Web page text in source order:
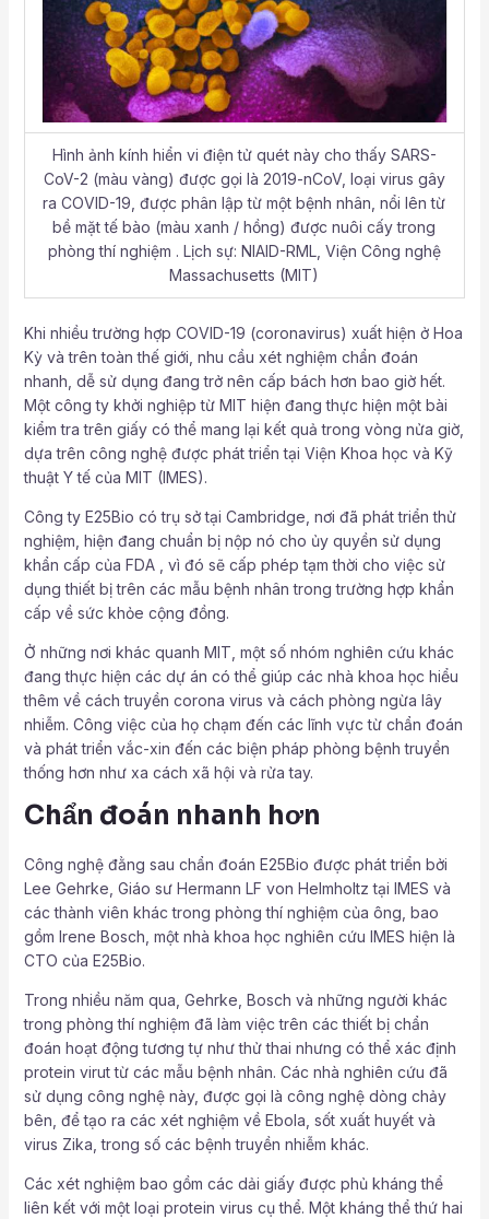
Hình ảnh kính hiển vi điện tử quét này cho thấy SARS-
CoV-2 (màu vàng) được gọi là 2019-nCoV, loại virus gây
ra COVID-19, được phân lập từ một bệnh nhân, nổi lên từ
bề mặt tế bào (màu xanh / hồng) được nuôi cấy trong
phòng thí nghiệm . Lịch sự: NIAID-RML, Viện Công nghệ
Massachusetts (MIT)
Khi nhiều trường hợp COVID-19 (coronavirus) xuất hiện ở Hoa
Kỳ và trên toàn thế giới, nhu cầu xét nghiệm chẩn đoán
nhanh, dễ sử dụng đang trở nên cấp bách hơn bao giờ hết.
Một công ty khởi nghiệp từ MIT hiện đang thực hiện một bài
kiểm tra trên giấy có thể mang lại kết quả trong vòng nửa giờ,
dựa trên công nghệ được phát triển tại Viện Khoa học và Kỹ
thuật Y tế của MIT (IMES).
Công ty E25Bio có trụ sở tại Cambridge, nơi đã phát triển thử
nghiệm, hiện đang chuẩn bị nộp nó cho ủy quyền sử dụng
khẩn cấp của FDA , vì đó sẽ cấp phép tạm thời cho việc sử
dụng thiết bị trên các mẫu bệnh nhân trong trường hợp khẩn
cấp về sức khỏe cộng đồng.
Ở những nơi khác quanh MIT, một số nhóm nghiên cứu khác
đang thực hiện các dự án có thể giúp các nhà khoa học hiểu
thêm về cách truyền corona virus và cách phòng ngừa lây
nhiễm. Công việc của họ chạm đến các lĩnh vực từ chẩn đoán
và phát triển vắc-xin đến các biện pháp phòng bệnh truyền
thống hơn như xa cách xã hội và rửa tay.
Chẩn đoán nhanh hơn
Công nghệ đằng sau chẩn đoán E25Bio được phát triển bởi
Lee Gehrke, Giáo sư Hermann LF von Helmholtz tại IMES và
các thành viên khác trong phòng thí nghiệm của ông, bao
gồm Irene Bosch, một nhà khoa học nghiên cứu IMES hiện là
CTO của E25Bio.
Trong nhiều năm qua, Gehrke, Bosch và những người khác
trong phòng thí nghiệm đã làm việc trên các thiết bị chẩn
đoán hoạt động tương tự như thử thai nhưng có thể xác định
protein virut từ các mẫu bệnh nhân. Các nhà nghiên cứu đã
sử dụng công nghệ này, được gọi là công nghệ dòng chảy
bên, để tạo ra các xét nghiệm về Ebola, sốt xuất huyết và
virus Zika, trong số các bệnh truyền nhiễm khác.
Các xét nghiệm bao gồm các dải giấy được phủ kháng thể
liên kết với một loại protein virus cụ thể. Một kháng thể thứ hai